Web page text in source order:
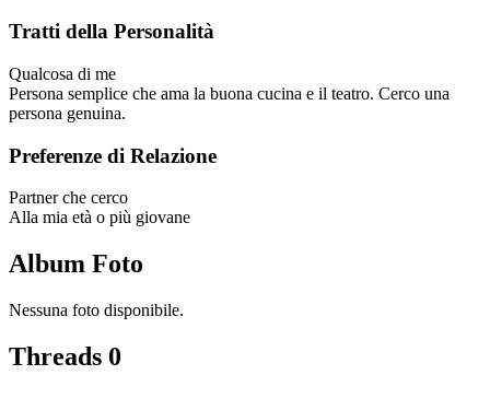
Tratti della Personalità
Qualcosa di me
Persona semplice che ama la buona cucina e il teatro. Cerco una
persona genuina.
Preferenze di Relazione
Partner che cerco
Alla mia età o più giovane
Album Foto
Nessuna foto disponibile.
Threads 0